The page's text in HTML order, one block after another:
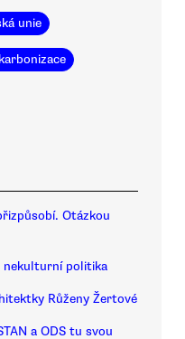
unie
Otázkou
nekulturní politika
Růženy Žertové
a ODS tu svou